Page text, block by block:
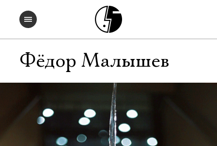
Фёдор Малышев